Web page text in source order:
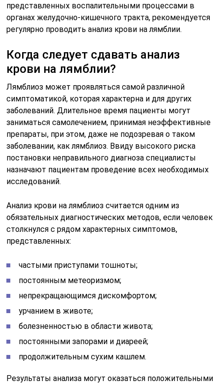
представленных воспалительными процессами в
органах желудочно-кишечного тракта, рекомендуется
регулярно проводить анализ крови на лямблии.
Когда следует сдавать анализ
крови на лямблии?
Лямблиоз может проявляться самой различной
симптоматикой, которая характерна и для других
заболеваний. Длительное время пациенты могут
заниматься самолечением, принимая неэффективные
препараты, при этом, даже не подозревая о таком
заболевании, как лямблиоз. Ввиду высокого риска
постановки неправильного диагноза специалисты
назначают пациентам проведение всех необходимых
исследований.
Анализ крови на лямблиоз считается одним из
обязательных диагностических методов, если человек
столкнулся с рядом характерных симптомов,
представленных:
частыми приступами тошноты;
постоянным метеоризмом;
непрекращающимся дискомфортом;
урчанием в животе;
болезненностью в области живота;
постоянными запорами и диареей;
продолжительным сухим кашлем.
Результаты анализа могут оказаться положительными